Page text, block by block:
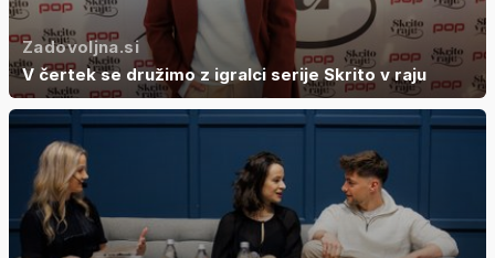
Zadovoljna.si
V čertek se družimo z igralci serije Skrito v raju